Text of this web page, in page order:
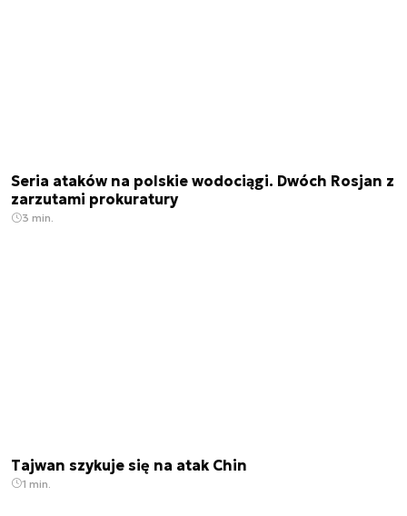
Seria ataków na polskie wodociągi. Dwóch Rosjan z
zarzutami prokuratury
3 min.
Tajwan szykuje się na atak Chin
1 min.